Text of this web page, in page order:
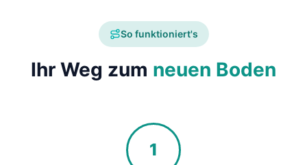
So funktioniert's
Ihr Weg zum neuen Boden
1